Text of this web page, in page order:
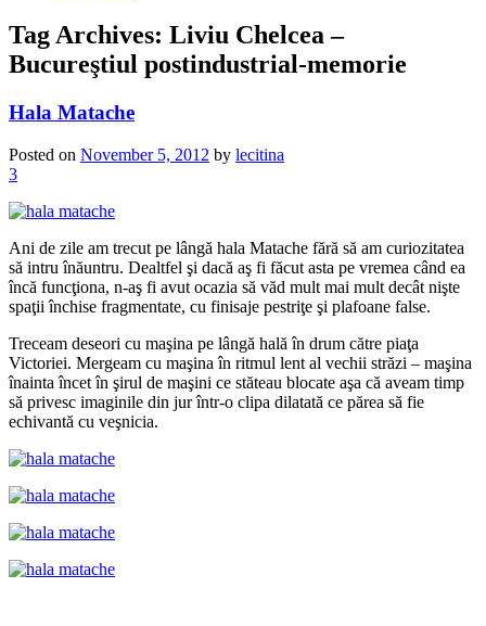
Tag Archives: Liviu Chelcea –
Bucureştiul postindustrial-memorie
Hala Matache
Posted on November 5, 2012 by lecitina
3
Ani de zile am trecut pe lângă hala Matache fără să am curiozitatea
să intru înăuntru. Dealtfel şi dacă aş fi făcut asta pe vremea când ea
încă funcţiona, n-aş fi avut ocazia să văd mult mai mult decât nişte
spaţii închise fragmentate, cu finisaje pestriţe şi plafoane false.
Treceam deseori cu maşina pe lângă hală în drum către piaţa
Victoriei. Mergeam cu maşina în ritmul lent al vechii străzi – maşina
înainta încet în şirul de maşini ce stăteau blocate aşa că aveam timp
să privesc imaginile din jur într-o clipa dilatată ce părea să fie
echivantă cu veşnicia.